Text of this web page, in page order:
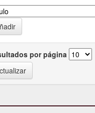
por página